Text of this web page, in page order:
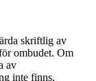
skriftlig av
ombudet. Om
av
inte finns,